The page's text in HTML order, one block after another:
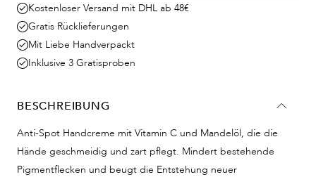
Kostenloser Versand mit DHL ab 48€
Gratis Rücklieferungen
Mit Liebe Handverpackt
Inklusive 3 Gratisproben
BESCHREIBUNG
Anti-Spot Handcreme mit Vitamin C und Mandelöl, die die
Hände geschmeidig und zart pflegt. Mindert bestehende
Pigmentflecken und beugt die Entstehung neuer